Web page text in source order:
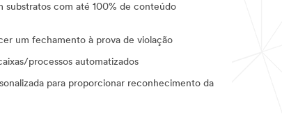
substratos com até 100% de conteúdo
um fechamento à prova de violação
processos automatizados
para proporcionar reconhecimento da